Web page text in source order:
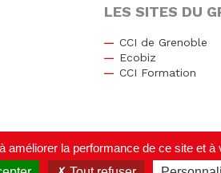
LES SITES DU
CCI de Grenoble
Ecobiz
CCI Formation
la performance de ce site et